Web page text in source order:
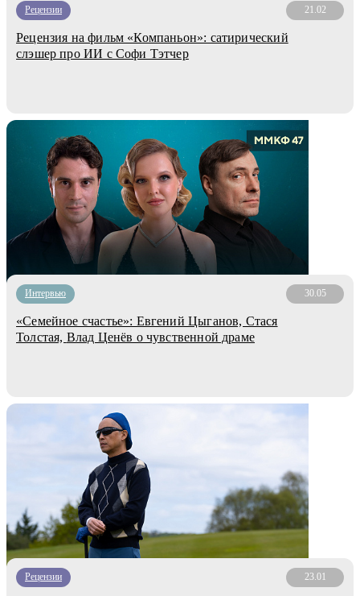
Рецензии 21.02
Рецензия на фильм «Компаньон»: сатирический
слэшер про ИИ с Софи Тэтчер
Интервью 30.05
«Семейное счастье»: Евгений Цыганов, Стася
Толстая, Влад Ценёв о чувственной драме
Рецензии 23.01